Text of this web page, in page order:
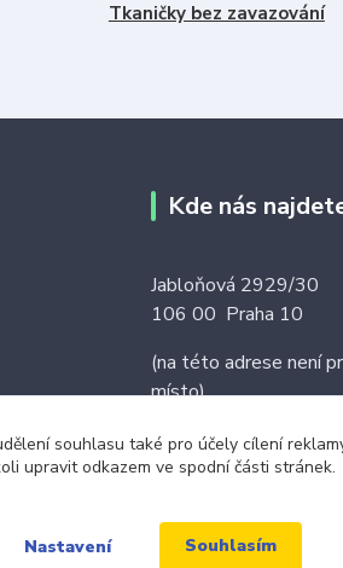
Tkaničky bez zavazování
Kde nás
Jabloňová 2929/30
106 00 Praha 10
(na této adrese není
místo)
souhlasu také pro účely cílení
upravit odkazem ve spodní části stránek.
Nastavení Souhlasím